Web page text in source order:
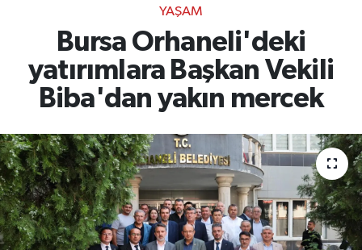
YAŞAM
Bursa Orhaneli'deki
yatırımlara Başkan Vekili
Biba'dan yakın mercek
Ekonomi
Yaşam
Video
Yazarlar
Siyaset
İzmir Namaz Vakitleri
Trafik Durumu
Süper Lig Puan Durumu ve Fikstür
Tüm Manşetler
Son Dakika Haberleri
Haber Arşivi